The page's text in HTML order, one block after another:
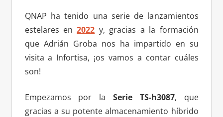
QNAP ha tenido una serie de lanzamientos
estelares en2022 y, gracias a la formación
que Adrián Groba nos ha impartido en su
visita a Infortisa, ¡os vamos a contar cuáles
son!
Empezamos por la Serie TS-h3087, que
gracias a su potente almacenamiento híbrido